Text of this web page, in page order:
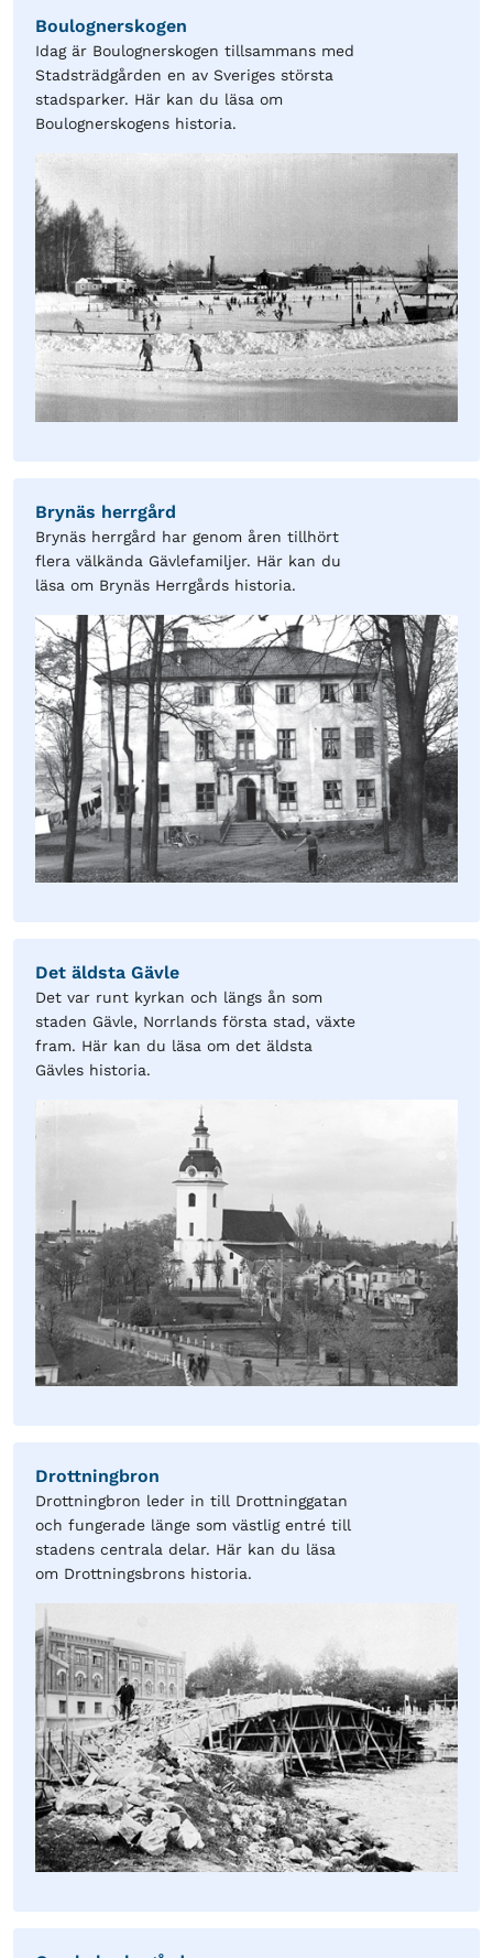
Boulognerskogen
Idag är Boulognerskogen tillsammans med
Stadsträdgården en av Sveriges största
stadsparker. Här kan du läsa om
Boulognerskogens historia.
Brynäs herrgård
Brynäs herrgård har genom åren tillhört
flera välkända Gävlefamiljer. Här kan du
läsa om Brynäs Herrgårds historia.
Det äldsta Gävle
Det var runt kyrkan och längs ån som
staden Gävle, Norrlands första stad, växte
fram. Här kan du läsa om det äldsta
Gävles historia.
Drottningbron
Drottningbron leder in till Drottninggatan
och fungerade länge som västlig entré till
stadens centrala delar. Här kan du läsa
om Drottningsbrons historia.